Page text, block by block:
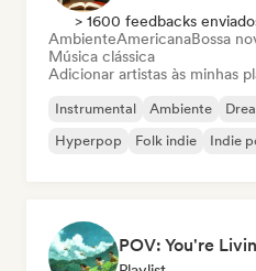
> 1600 feedbacks
AmbienteAmericanaBossa
Música clássica
Adicionar artistas às minhas
Instrumental Ambiente
Hyperpop
Folk indie Indie